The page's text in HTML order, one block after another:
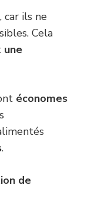
, car ils ne
Cela
une
économes
.
de